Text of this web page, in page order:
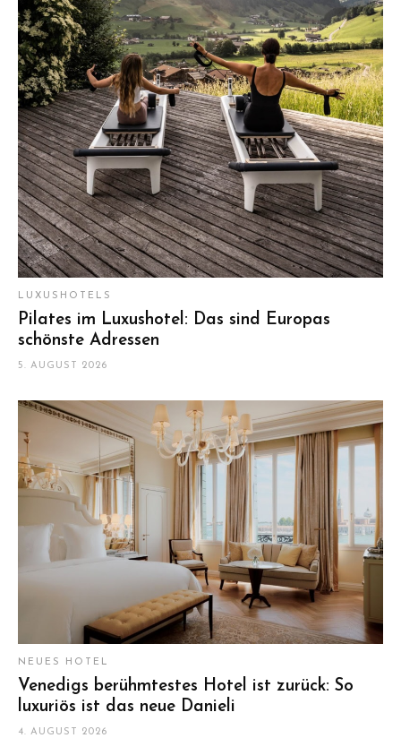
LUXUSHOTELS
Pilates im Luxushotel: Das sind Europas
schönste Adressen
5. AUGUST 2026
NEUES HOTEL
Venedigs berühmtestes Hotel ist zurück: So
luxuriös ist das neue Danieli
4. AUGUST 2026